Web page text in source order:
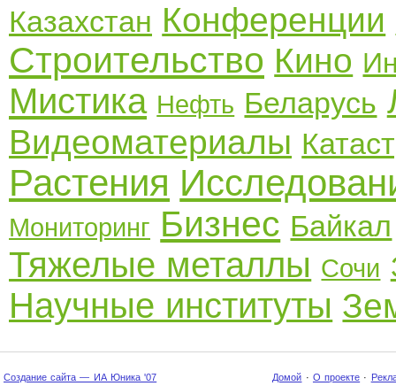
Казахстан Конференции
Строительство Кино
Мистика Нефть Беларусь
Видеоматериалы
Растения
Мониторинг Бизнес Байкал
Тяжелые металлы Сочи
Научные институты
Создание сайта — ИА Юника '07 Домой · О проекте ·